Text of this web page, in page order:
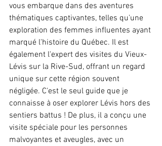
vous embarque dans des aventures
thématiques captivantes, telles qu'une
exploration des femmes influentes ayant
marqué l'histoire du Québec. Il est
également l'expert des visites du Vieux-
Lévis sur la Rive-Sud, offrant un regard
unique sur cette région souvent
négligée. C'est le seul guide que je
connaisse à oser explorer Lévis hors des
sentiers battus ! De plus, il a conçu une
visite spéciale pour les personnes
malvoyantes et aveugles, avec un